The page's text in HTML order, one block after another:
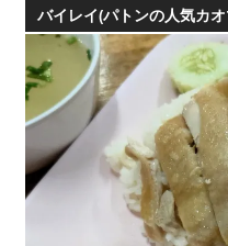
ゴ
ー
バイレイ(パトンの人気カ